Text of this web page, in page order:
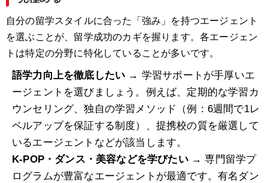
自分の留学スタイルに合った「強み」を持つエージェント
を選ぶことが、留学成功のカギを握ります。各エージェン
トは特定の分野に特化していることが多いです。
語学力向上を徹底したい → 学習サポートが手厚いエ
ージェントを選びましょう。例えば、定期的な学習カ
ウンセリング、独自の学習メソッド（例：6週間で1レ
ベルアップを保証する制度）、提携校の質を厳選して
いるエージェントなどが該当します。
K-POP・ダンス・美容などを学びたい→ 専門留学プ
ログラムが豊富なエージェントが最適です。有名ダン